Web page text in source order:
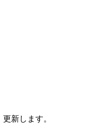
新します。